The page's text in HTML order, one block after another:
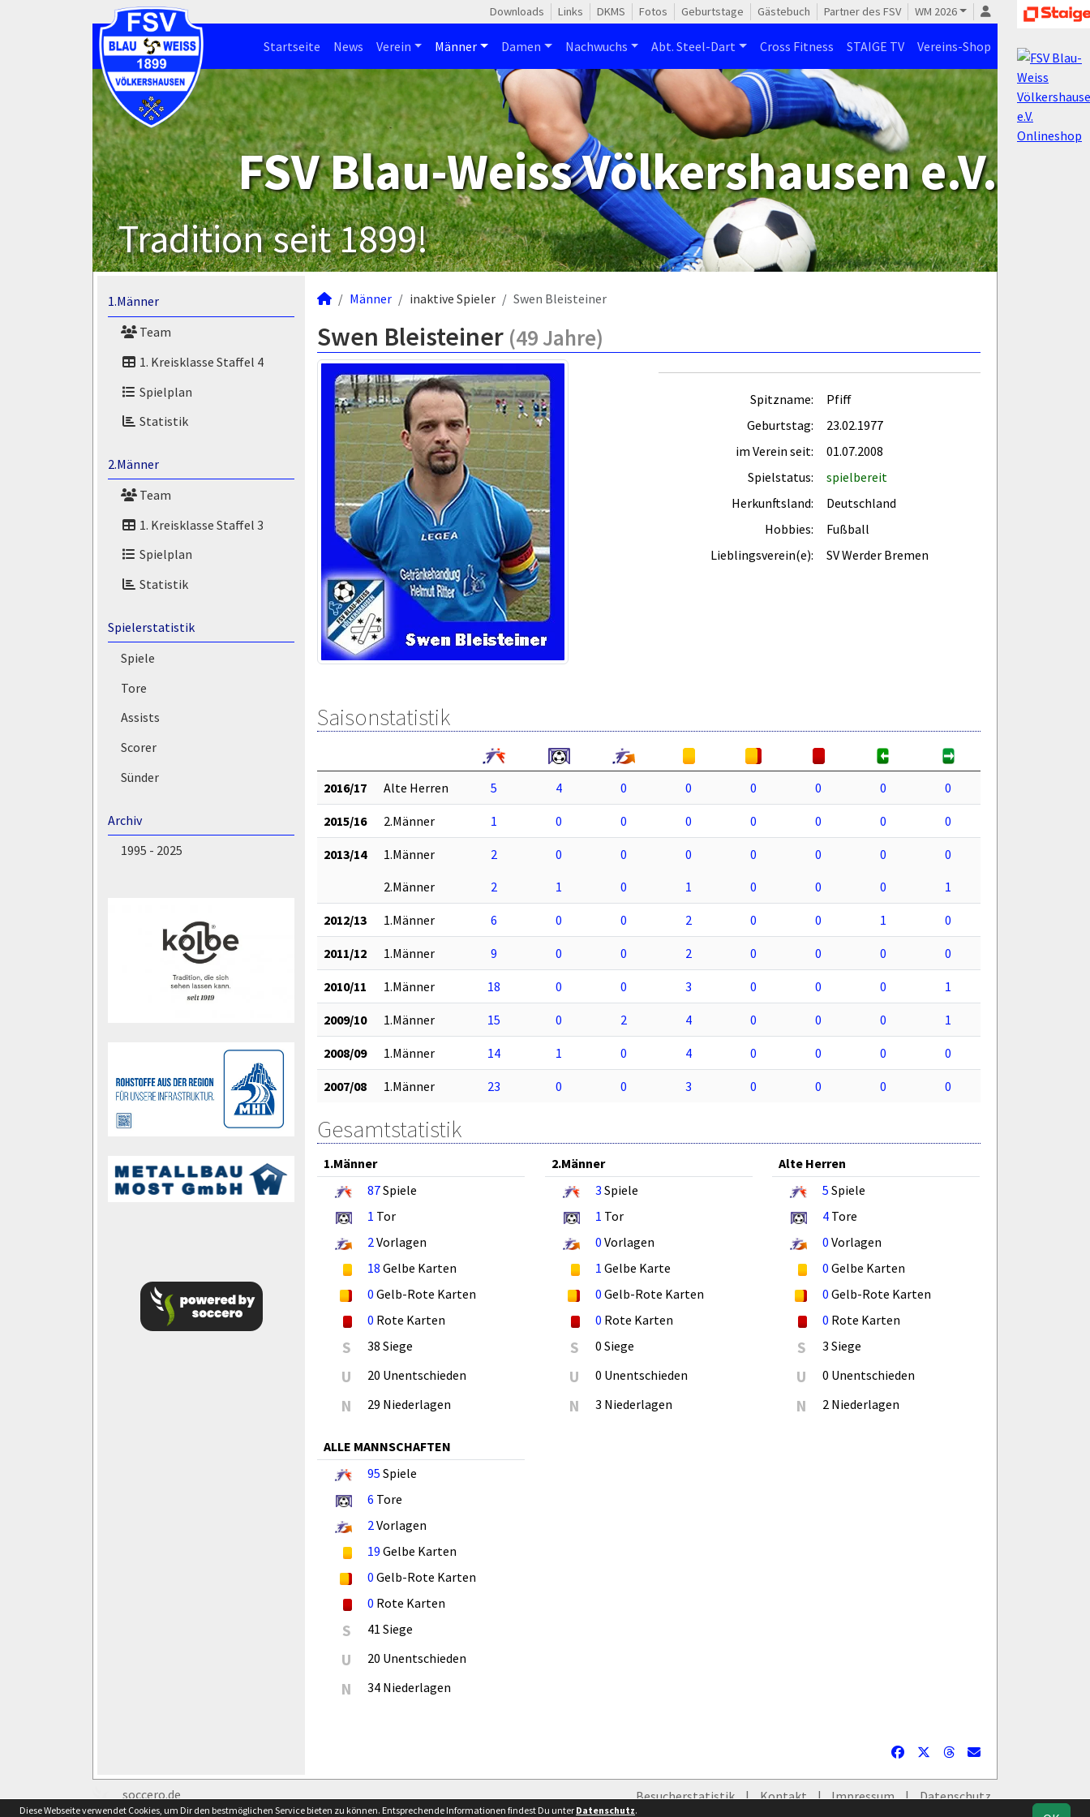
Downloads Links DKMS Fotos Geburtstage Gästebuch Partner des FSV WM 2026
Startseite News Verein Männer Damen Nachwuchs Abt. Steel-Dart Cross Fitness STAIGE TV Vereins-Shop
FSV Blau-Weiss Völkershausen e.V.
Tradition seit 1899!
1.Männer
Team
1. Kreisklasse Staffel 4
Spielplan
Statistik
2.Männer
Team
1. Kreisklasse Staffel 3
Spielplan
Statistik
Spielerstatistik
Spiele
Tore
Assists
Scorer
Sünder
Archiv
1995 - 2025
Männer inaktive Spieler Swen Bleisteiner
Swen Bleisteiner (49 Jahre)
Spitzname:
Pfiff
Geburtstag:
23.02.1977
im Verein seit:
01.07.2008
Spielstatus:
spielbereit
Herkunftsland:
Deutschland
Hobbies:
Fußball
Lieblingsverein(e):
SV Werder Bremen
Saisonstatistik
2016/17 Alte Herren 5 4 0 0 0 0 0 0
2015/16 2.Männer 1 0 0 0 0 0 0 0
2013/14 1.Männer 2 0 0 0 0 0 0
0
2.Männer
2 1 0 1 0 0 0 1
2012/13 1.Männer 6 0 0 2 0 0 1 0
2011/12 1.Männer 9 0 0 2 0 0 0 0
2010/11 1.Männer 18 0 0 3 0 0 0 1
2009/10 1.Männer 15 0 2 4 0 0 0 1
2008/09 1.Männer 14 1 0 4 0 0 0 0
2007/08 1.Männer 23 0 0 3 0 0 0 0
Gesamtstatistik
1.Männer
87Spiele
1 Tor
2Vorlagen
18 Gelbe Karten
0 Gelb-Rote Karten
0 Rote Karten
S 38 Siege
U 20 Unentschieden
N 29 Niederlagen
2.Männer
3 Spiele
1 Tor
0 Vorlagen
1 Gelbe Karte
0 Gelb-Rote Karten
0 Rote Karten
S 0 Siege
U 0 Unentschieden
N 3 Niederlagen
Alte Herren
5 Spiele
4 Tore
0 Vorlagen
0 Gelbe Karten
0 Gelb-Rote Karten
0 Rote Karten
S 3 Siege
U 0 Unentschieden
N 2 Niederlagen
ALLE MANNSCHAFTEN
95 Spiele
6 Tore
2Vorlagen
19 Gelbe Karten
0 Gelb-Rote Karten
0 Rote Karten
S 41 Siege
U 20 Unentschieden
N 34 Niederlagen
soccero.de
© 2006 - 2026
Besucherstatistik Kontakt Impressum
Datenschutz
Diese Webseite verwendet Cookies, um Dir den bestmöglichen Service bieten zu können. Entsprechende Informationen findest Du unter Datenschutz.